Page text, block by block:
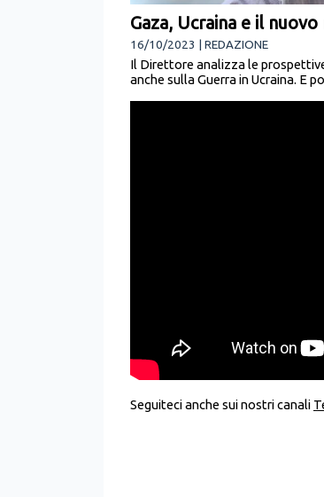
Gaza, Ucraina e il
16/10/2023 | REDAZIONE
Il Direttore analizza le
anche sulla Guerra in Ucraina. E
Seguiteci anche sui nostri canali